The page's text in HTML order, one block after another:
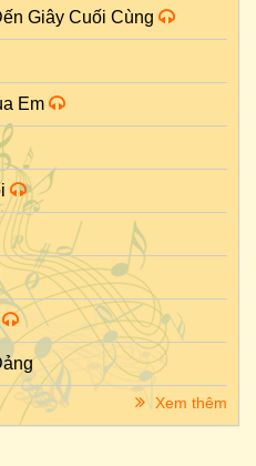
Giây Cuối Cùng
Em
Xem thêm